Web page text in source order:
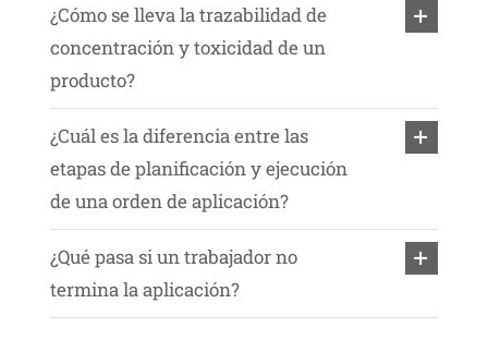
¿Cómo se lleva la trazabilidad de
concentración y toxicidad de un
producto?
¿Cuál es la diferencia entre las
etapas de planificación y ejecución
de una orden de aplicación?
¿Qué pasa si un trabajador no
termina la aplicación?